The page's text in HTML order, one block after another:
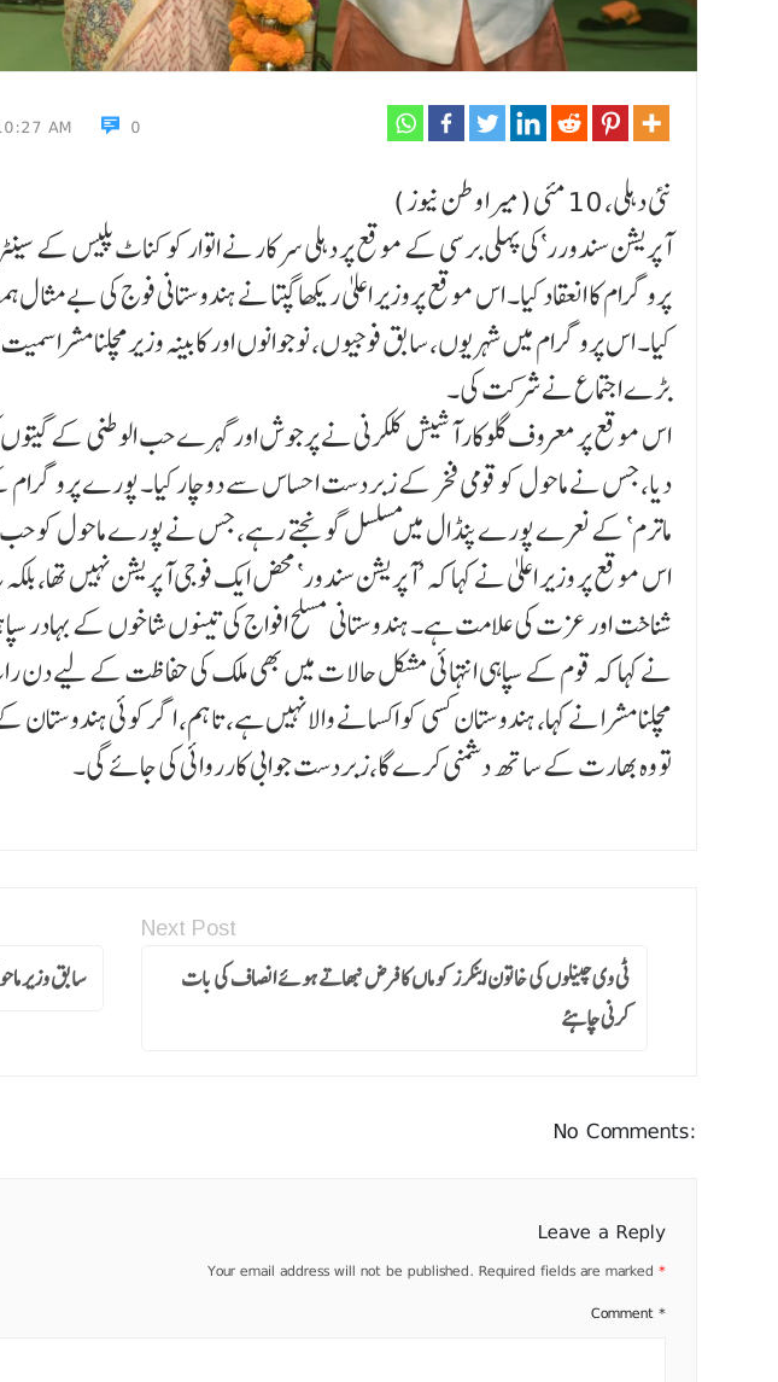
AM 0
نئی دہلی، 10 مئی (میرا وطن نیوز )
پروگرام کا انعقاد کیا۔ اس موقع پروزیر اعلیٰ ریکھا گپتا نے ہندوستانی فوج کی بے
کیا۔ اس پروگرام میں شہریوں، سابق فوجیو ں، نوجوانوں اور کابینہ وزیرکپل مشرا
بڑے اجتماع نے شرکت کی۔
اس موقع پر معروف گلوکار آشیش کلکرنی نے پرجوش اور گہرے حب الوطنی کے
دیا، جس نے ماحول کو قومی فخر کے زبردست احساس سے دوچار کیا۔ پورے پروگرام
ماترم‘ کے نعرے پورے پنڈال میں مسلسل گو نجتے رہے، جس نے پورے ماحول کو
شناخت اور عزت کی علامت ہے۔ ہندوستانی مسلح افواج کی تینوں شاخوں کے بہادر
نے کہا کہ قوم کے سپاہی انتہائی مشکل حالا ت میں بھی ملک کی حفاظت کے لیے دن
کپل مشرا نے کہا، ہندوستان کسی کو اکسانے والا نہیں ہے، تاہم، اگر کوئی
تو وہ بھارت کے ساتھ دشمنی کرے گا،زبردست جوابی کارروائی کی جائے گی۔
سابق وزیر
Next Post
ٹی وی چینلوں کی خاتون اینکرز کو ماں کا فرض نبھاتے ہوئے انصاف کی بات
کرنی چاہئے
No Comments:
Leave a Reply
Your email address will not be published. Required fields are marked *
Comment *